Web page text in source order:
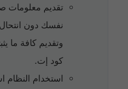
تقديم معلومات
نفسك دون
وتقديم كافة ما
كود إت.
استخدام